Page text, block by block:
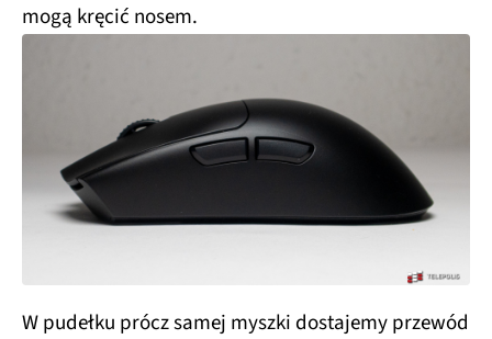
mogą kręcić nosem.
W pudełku prócz samej myszki dostajemy przewód